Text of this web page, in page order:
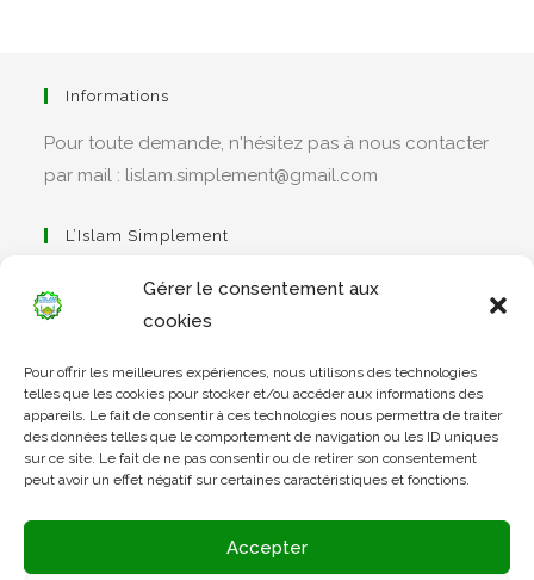
Gérer le consentement aux
cookies
Pour offrir les meilleures expériences, nous utilisons des technologies
telles que les cookies pour stocker et/ou accéder aux informations des
appareils. Le fait de consentir à ces technologies nous permettra de traiter
des données telles que le comportement de navigation ou les ID uniques
sur ce site. Le fait de ne pas consentir ou de retirer son consentement
peut avoir un effet négatif sur certaines caractéristiques et fonctions.
Accepter
Informations
Pour toute demande, n'hésitez pas à nous contacter
par mail : lislam.simplement@gmail.com
L’Islam Simplement
dans
un
nouvel
onglet
Apprendre Le Coran Simplement